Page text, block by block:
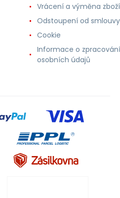
Vrácení a výměna zboží
Odstoupení od smlouvy
Cookie
Informace o zpracování
osobních údajů